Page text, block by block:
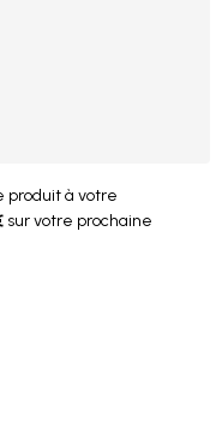
produit à votre
sur votre prochaine